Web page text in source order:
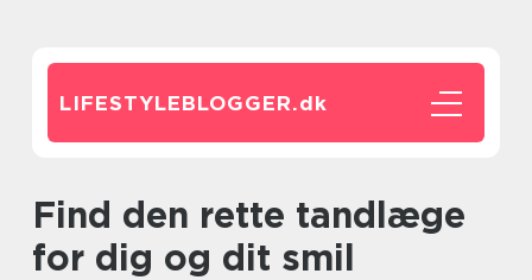
LIFESTYLEBLOGGER.dk
Find den rette tandlæge
for dig og dit smil